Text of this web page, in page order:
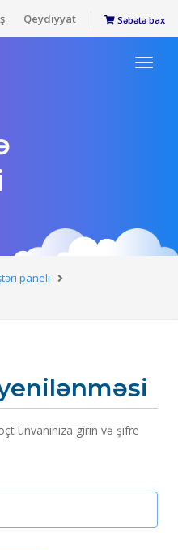
Qeydiyyat Səbətə bax
paneli
ünvanınıza girin və şifre